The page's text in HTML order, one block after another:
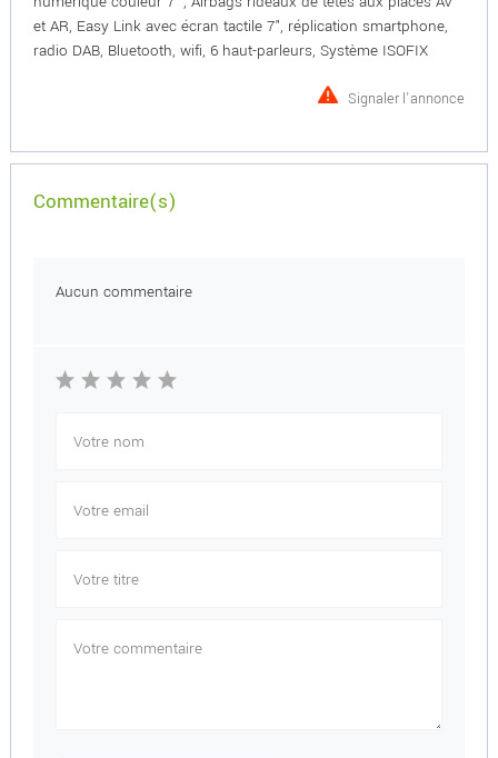
et AR, Easy Link avec écran tactile 7", réplication smartphone,
radio DAB, Bluetooth, wifi, 6 haut-parleurs, Système ISOFIX
Signaler l'annonce
Commentaire(s)
Aucun commentaire